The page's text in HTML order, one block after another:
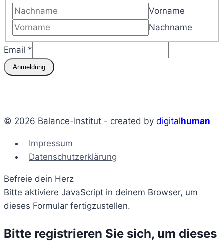
Email
Vorname
Nachname
Email *
Anmeldung
© 2026 Balance-Institut - created by digitalhuman
Impressum
Datenschutzerklärung
Befreie dein Herz
Bitte aktiviere JavaScript in deinem Browser, um
dieses Formular fertigzustellen.
Bitte registrieren Sie sich, um dieses